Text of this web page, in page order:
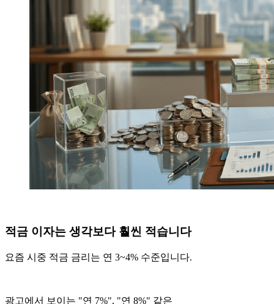
적금 이자는 생각보다 훨씬 적습니다
요즘 시중 적금 금리는 연 3~4% 수준입니다.
광고에서 보이는 "연 7%", "연 8%" 같은